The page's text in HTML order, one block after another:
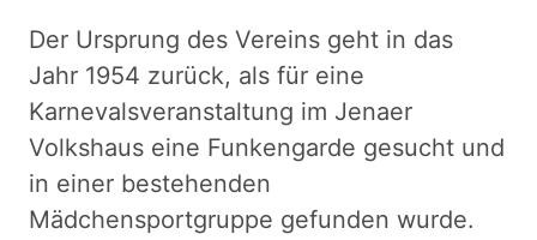
Der Ursprung des Vereins geht in das
Jahr 1954 zurück, als für eine
Karnevalsveranstaltung im Jenaer
Volkshaus eine Funkengarde gesucht und
in einer bestehenden
Mädchensportgruppe gefunden wurde.